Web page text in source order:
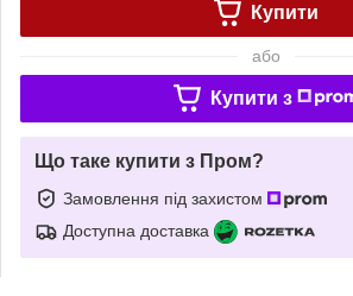
Купити
або
Купити з
Що таке купити з Пром?
Замовлення під захистом
Доступна доставка